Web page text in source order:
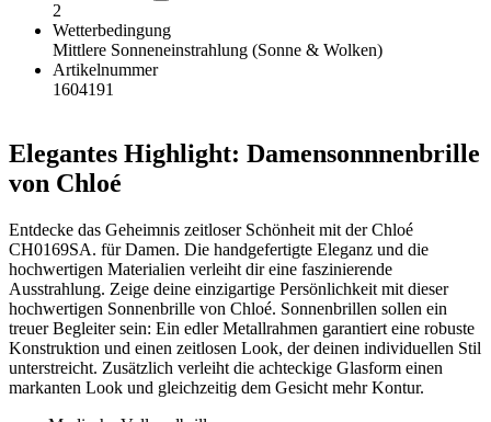
2
Wetterbedingung
Mittlere Sonneneinstrahlung (Sonne & Wolken)
Artikelnummer
1604191
Elegantes Highlight: Damensonnnenbrille
von Chloé
Entdecke das Geheimnis zeitloser Schönheit mit der Chloé
CH0169SA. für Damen. Die handgefertigte Eleganz und die
hochwertigen Materialien verleiht dir eine faszinierende
Ausstrahlung. Zeige deine einzigartige Persönlichkeit mit dieser
hochwertigen Sonnenbrille von Chloé. Sonnenbrillen sollen ein
treuer Begleiter sein: Ein edler Metallrahmen garantiert eine robuste
Konstruktion und einen zeitlosen Look, der deinen individuellen Stil
unterstreicht. Zusätzlich verleiht die achteckige Glasform einen
markanten Look und gleichzeitig dem Gesicht mehr Kontur.